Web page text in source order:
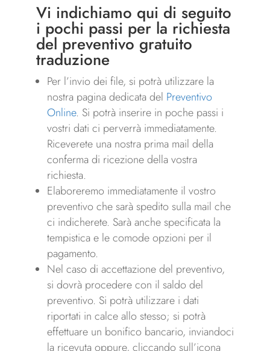
Vi indichiamo qui di seguito
i pochi passi per la richiesta
del preventivo gratuito
traduzione
Per l’invio dei file, si potrà utilizzare la
nostra pagina dedicata del Preventivo
Online. Si potrà inserire in poche passi i
vostri dati ci perverrà immediatamente.
Riceverete una nostra prima mail della
conferma di ricezione della vostra
richiesta.
Elaboreremo immediatamente il vostro
preventivo che sarà spedito sulla mail che
ci indicherete. Sarà anche specificata la
tempistica e le comode opzioni per il
pagamento.
Nel caso di accettazione del preventivo,
si dovrà procedere con il saldo del
preventivo. Si potrà utilizzare i dati
riportati in calce allo stesso; si potrà
effettuare un bonifico bancario, inviandoci
la ricevuta oppure, cliccando sull’icona